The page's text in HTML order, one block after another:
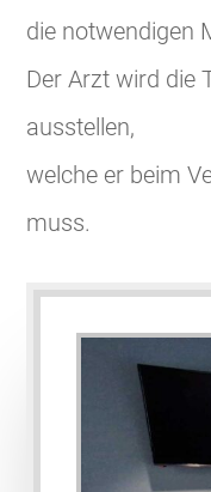
die notwendigen
Der Arzt wird die
ausstellen,
welche er beim
muss.